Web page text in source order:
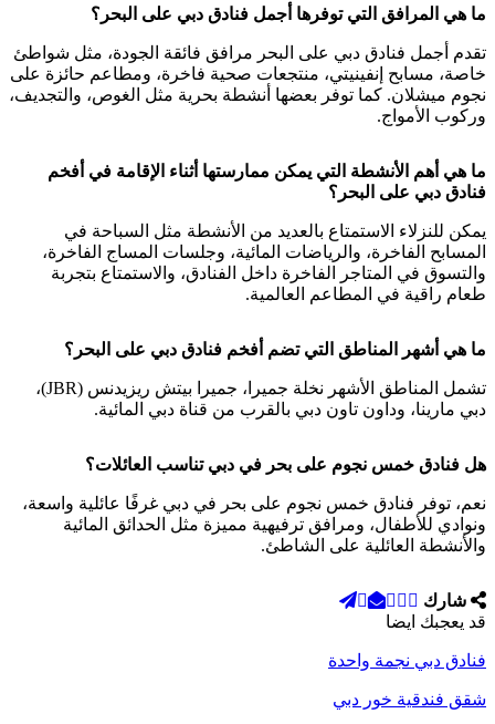
ما هي المرافق التي توفرها أجمل فنادق دبي على البحر؟
تقدم أجمل فنادق دبي على البحر مرافق فائقة الجودة، مثل شواطئ
خاصة، مسابح إنفينيتي، منتجعات صحية فاخرة، ومطاعم حائزة على
نجوم ميشلان. كما توفر بعضها أنشطة بحرية مثل الغوص، والتجديف،
وركوب الأمواج.
ما هي أهم الأنشطة التي يمكن ممارستها أثناء الإقامة في أفخم
فنادق دبي على البحر؟
يمكن للنزلاء الاستمتاع بالعديد من الأنشطة مثل السباحة في
المسابح الفاخرة، والرياضات المائية، وجلسات المساج الفاخرة،
والتسوق في المتاجر الفاخرة داخل الفنادق، والاستمتاع بتجربة
طعام راقية في المطاعم العالمية.
ما هي أشهر المناطق التي تضم أفخم فنادق دبي على البحر؟
تشمل المناطق الأشهر نخلة جميرا، جميرا بيتش ريزيدنس (JBR)،
دبي مارينا، وداون تاون دبي بالقرب من قناة دبي المائية.
هل فنادق خمس نجوم على بحر في دبي تناسب العائلات؟
نعم، توفر فنادق خمس نجوم على بحر في دبي غرفًا عائلية واسعة،
ونوادي للأطفال، ومرافق ترفيهية مميزة مثل الحدائق المائية
والأنشطة العائلية على الشاطئ.
شارك
قد يعجبك ايضا
فنادق دبي نجمة واحدة
شقق فندقية خور دبي